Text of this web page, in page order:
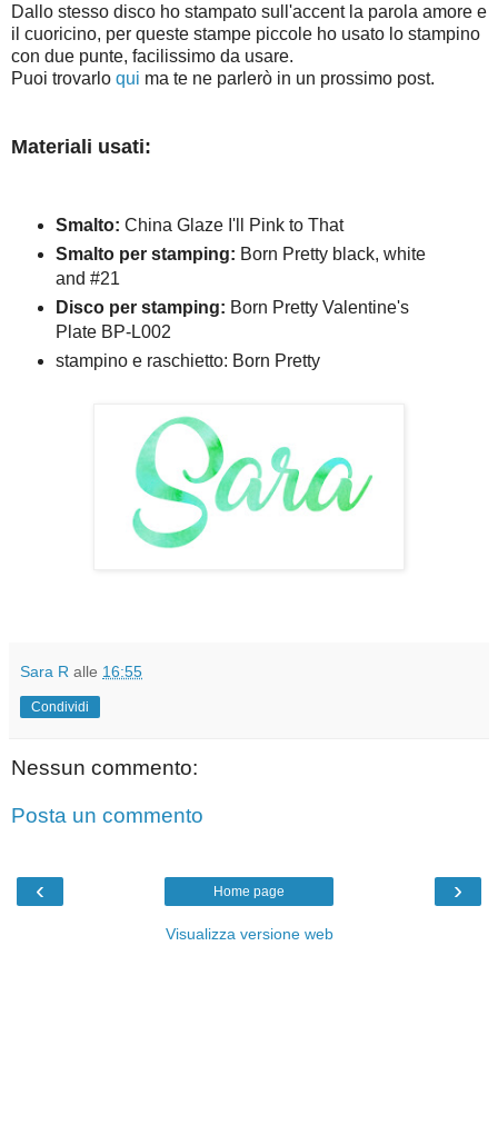
Dallo stesso disco ho stampato sull'accent la parola amore e
il cuoricino, per queste stampe piccole ho usato lo stampino
con due punte, facilissimo da usare.
Puoi trovarlo qui ma te ne parlerò in un prossimo post.
Materiali usati:
Smalto: China Glaze I'll Pink to That
Smalto per stamping: Born Pretty black, white
and #21
Disco per stamping: Born Pretty Valentine's
Plate BP-L002
stampino e raschietto: Born Pretty
Sara R alle 16:55
Condividi
Nessun commento:
Posta un commento
‹ ›
Home page
Visualizza versione web